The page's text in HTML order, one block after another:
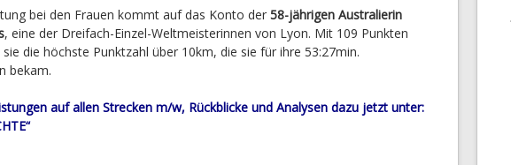
bei den Frauen kommt auf das Konto der 58-jährigen Australierin
, eine der Dreifach-Einzel-Weltmeisterinnen von Lyon. Mit 109 Punkten
die höchste Punktzahl über 10km, die sie für ihre 53:27min.
bekam.
auf allen Strecken m/w, Rückblicke und Analysen dazu jetzt unter: